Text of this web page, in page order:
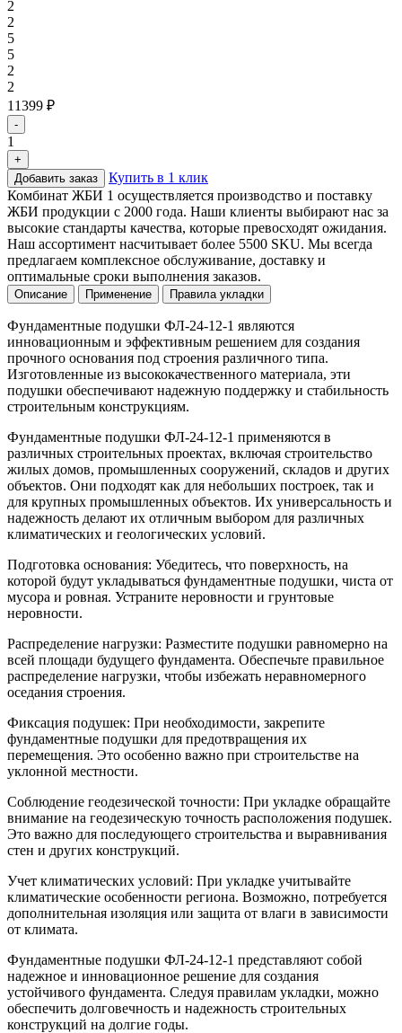
2
2
5
5
2
2
11399 ₽
-
1
+
Добавить заказ
Купить в 1 клик
Комбинат ЖБИ 1 осуществляется производство и поставку
ЖБИ продукции с 2000 года. Наши клиенты выбирают нас за
высокие стандарты качества, которые превосходят ожидания.
Наш ассортимент насчитывает более 5500 SKU. Мы всегда
предлагаем комплексное обслуживание, доставку и
оптимальные сроки выполнения заказов.
Описание Применение Правила укладки
Фундаментные подушки ФЛ-24-12-1 являются
инновационным и эффективным решением для создания
прочного основания под строения различного типа.
Изготовленные из высококачественного материала, эти
подушки обеспечивают надежную поддержку и стабильность
строительным конструкциям.
Фундаментные подушки ФЛ-24-12-1 применяются в
различных строительных проектах, включая строительство
жилых домов, промышленных сооружений, складов и других
объектов. Они подходят как для небольших построек, так и
для крупных промышленных объектов. Их универсальность и
надежность делают их отличным выбором для различных
климатических и геологических условий.
Подготовка основания: Убедитесь, что поверхность, на
которой будут укладываться фундаментные подушки, чиста от
мусора и ровная. Устраните неровности и грунтовые
неровности.
Распределение нагрузки: Разместите подушки равномерно на
всей площади будущего фундамента. Обеспечьте правильное
распределение нагрузки, чтобы избежать неравномерного
оседания строения.
Фиксация подушек: При необходимости, закрепите
фундаментные подушки для предотвращения их
перемещения. Это особенно важно при строительстве на
уклонной местности.
Соблюдение геодезической точности: При укладке обращайте
внимание на геодезическую точность расположения подушек.
Это важно для последующего строительства и выравнивания
стен и других конструкций.
Учет климатических условий: При укладке учитывайте
климатические особенности региона. Возможно, потребуется
дополнительная изоляция или защита от влаги в зависимости
от климата.
Фундаментные подушки ФЛ-24-12-1 представляют собой
надежное и инновационное решение для создания
устойчивого фундамента. Следуя правилам укладки, можно
обеспечить долговечность и надежность строительных
конструкций на долгие годы.